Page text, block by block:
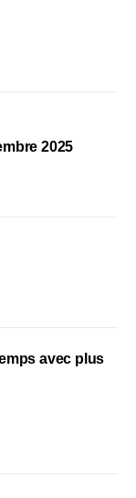
2025
avec plus